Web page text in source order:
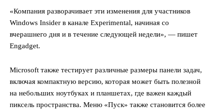
«Компания разворачивает эти изменения для участников
Windows Insider в канале Experimental, начиная со
вчерашнего дня и в течение следующей недели», — пишет
Engadget.
Microsoft также тестирует различные размеры панели задач,
включая компактную версию, которая может быть полезной
на небольших ноутбуках и планшетах, где важен каждый
пиксель пространства. Меню «Пуск» также становится более